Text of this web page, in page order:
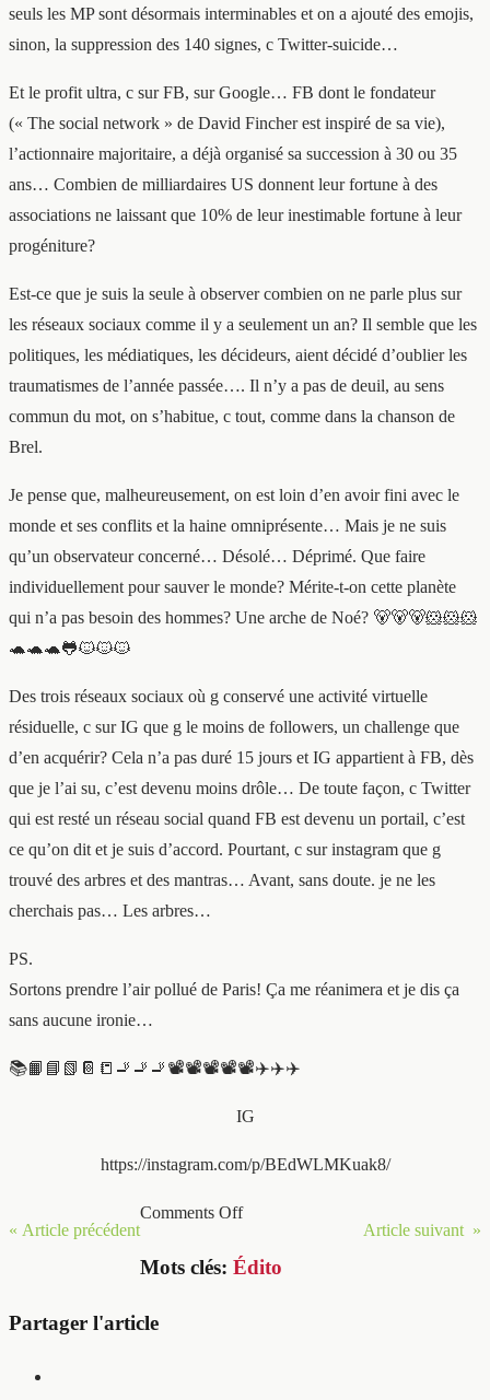
seuls les MP sont désormais interminables et on a ajouté des emojis,
sinon, la suppression des 140 signes, c Twitter-suicide…
Et le profit ultra, c sur FB, sur Google… FB dont le fondateur
(« The social network » de David Fincher est inspiré de sa vie),
l’actionnaire majoritaire, a déjà organisé sa succession à 30 ou 35
ans… Combien de milliardaires US donnent leur fortune à des
associations ne laissant que 10% de leur inestimable fortune à leur
progéniture?
Est-ce que je suis la seule à observer combien on ne parle plus sur
les réseaux sociaux comme il y a seulement un an? Il semble que les
politiques, les médiatiques, les décideurs, aient décidé d’oublier les
traumatismes de l’année passée…. Il n’y a pas de deuil, au sens
commun du mot, on s’habitue, c tout, comme dans la chanson de
Brel.
Je pense que, malheureusement, on est loin d’en avoir fini avec le
monde et ses conflits et la haine omniprésente… Mais je ne suis
qu’un observateur concerné… Désolé… Déprimé. Que faire
individuellement pour sauver le monde? Mérite-t-on cette planète
qui n’a pas besoin des hommes? Une arche de Noé? 🐻🐻🐻🐹🐹🐹
🐢🐢🐢🐸🐱🐱🐱
Des trois réseaux sociaux où g conservé une activité virtuelle
résiduelle, c sur IG que g le moins de followers, un challenge que
d’en acquérir? Cela n’a pas duré 15 jours et IG appartient à FB, dès
que je l’ai su, c’est devenu moins drôle… De toute façon, c Twitter
qui est resté un réseau social quand FB est devenu un portail, c’est
ce qu’on dit et je suis d’accord. Pourtant, c sur instagram que g
trouvé des arbres et des mantras… Avant, sans doute. je ne les
cherchais pas… Les arbres…
PS.
Sortons prendre l’air pollué de Paris! Ça me réanimera et je dis ça
sans aucune ironie…
📚📙📘📗📔📒🚬🚬🚬📽📽📽📽📽✈️✈️✈️
IG
https://instagram.com/p/BEdWLMKuak8/
« Article précédent Article suivant »
Comments Off
Mots clés: Édito
Partager l'article